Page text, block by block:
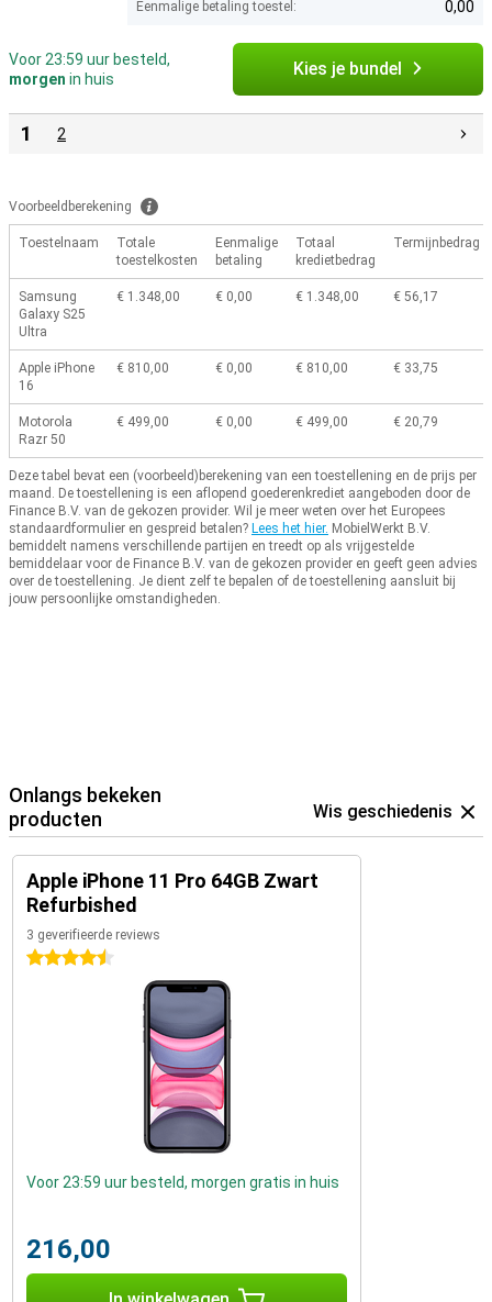
Eenmalige betaling toestel: 0,00
Voor 23:59 uur besteld,
morgen in huis Kies je bundel
1 2
Voorbeeldberekening
Toestelnaam
Totale
toestelkosten
Eenmalige
betaling
Totaal
kredietbedrag
Termijnbedrag
Samsung
Galaxy S25
Ultra
€ 1.348,00 € 0,00 € 1.348,00 € 56,17
Apple iPhone
16
€ 810,00 € 0,00 € 810,00 € 33,75
Motorola
Razr 50
€ 499,00 € 0,00 € 499,00 € 20,79
Deze tabel bevat een (voorbeeld)berekening van een toestellening en de prijs per
maand. De toestellening is een aflopend goederenkrediet aangeboden door de
Finance B.V. van de gekozen provider. Wil je meer weten over het Europees
standaardformulier en gespreid betalen? Lees het hier. MobielWerkt B.V.
bemiddelt namens verschillende partijen en treedt op als vrijgestelde
bemiddelaar voor de Finance B.V. van de gekozen provider en geeft geen advies
over de toestellening. Je dient zelf te bepalen of de toestellening aansluit bij
jouw persoonlijke omstandigheden.
Onlangs bekeken
producten
Wis geschiedenis
Apple iPhone 11 Pro 64GB Zwart
Refurbished
3 geverifieerde reviews
4.5 sterren
Voor 23:59 uur besteld, morgen gratis in huis
216,00